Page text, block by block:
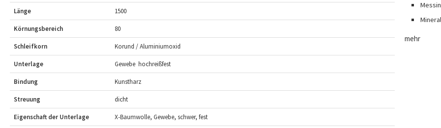
Länge 1500
Körnungsbereich 80
Schleifkorn Korund / Aluminiumoxid
Unterlage Gewebe  hochreißfest
Bindung Kunstharz
Streuung dicht
Eigenschaft der Unterlage X-Baumwolle, Gewebe, schwer, fest
mehr